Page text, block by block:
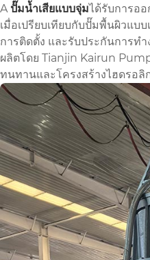
A ปั๊มน้ำเสียแบบจุ่มได้รับการอ
เมื่อเปรียบเทียบกับปั๊มพื้นผิวแ
การติดตั้ง และรับประกันการท
ผลิตโดย Tianjin Kairun
ทนทานและโครงสร้างไฮดรอลิ